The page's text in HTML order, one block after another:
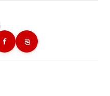
f ⎘